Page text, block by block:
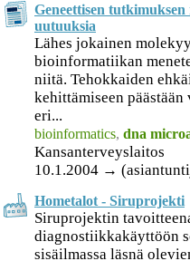
Geneettisen tutkimuksen
uutuuksia
Lähes jokainen
bioinformatiikan
niitä. Tehokkaiden
kehittämiseen
eri...
bioinformatics, dna
Kansanterveyslaitos
10.1.2004 →
Hometalot - Siruprojekti
Siruprojektin
diagnostiikkakäyttöön
sisäilmassa läsnä